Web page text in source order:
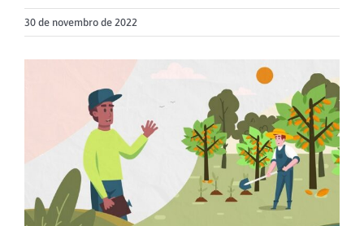
30 de novembro de 2022